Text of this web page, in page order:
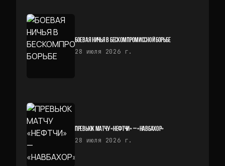
БОЕВАЯ НИЧЬЯ В БЕСКОМПРОМИССНОЙ БОРЬБЕ
28 июля 2026 г.
ПРЕВЬЮК МАТЧУ «НЕФТЧИ» — «НАВБАХОР»
28 июля 2026 г.